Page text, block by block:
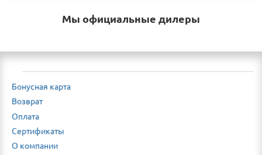
Мы официальные дилеры
Бонусная карта
Возврат
Оплата
Сертификаты
О компании